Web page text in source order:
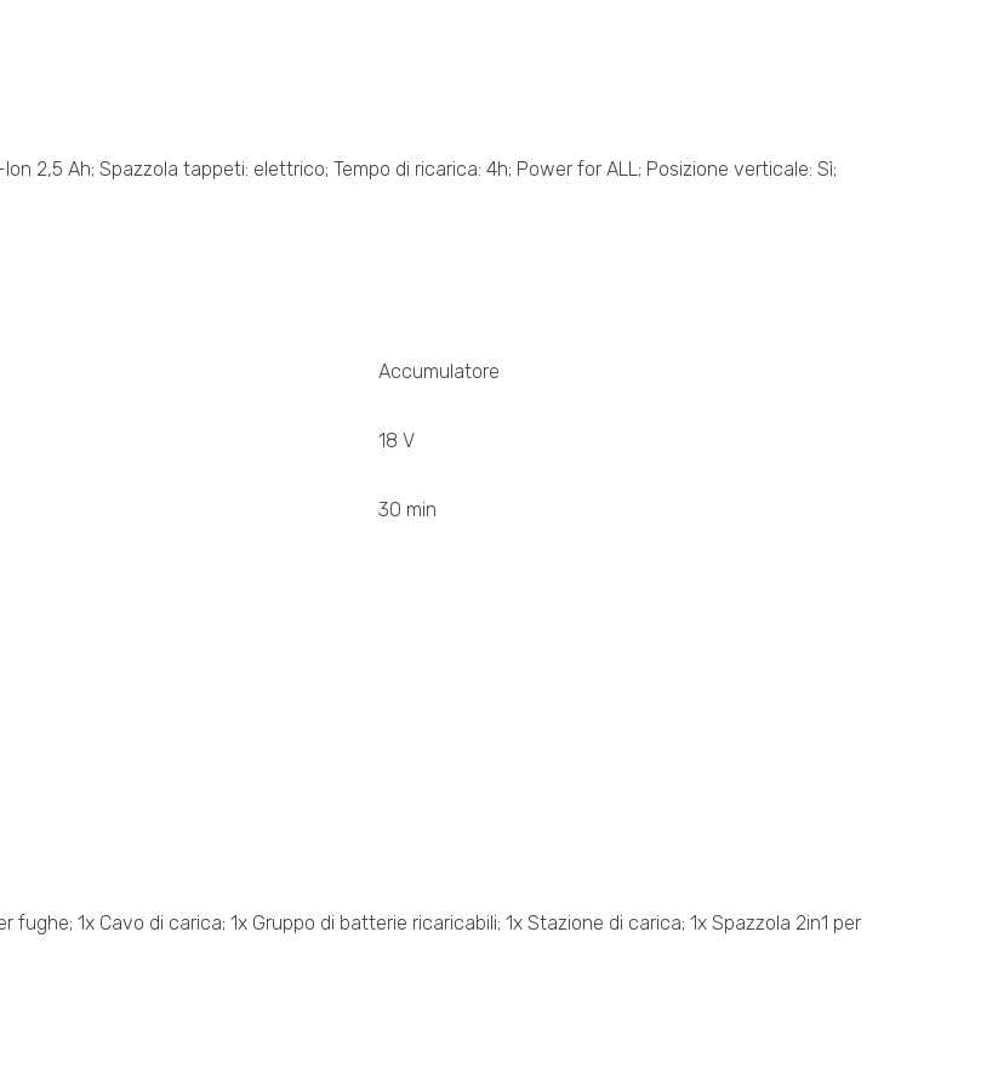
2,5 Ah; Spazzola tappeti: elettrico; Tempo di ricarica: 4h; Power for ALL; Posizione verticale: Sì;
Accumulatore
18 V
30 min
fughe; 1x Cavo di carica; 1x Gruppo di batterie ricaricabili; 1x Stazione di carica; 1x Spazzola 2in1 per